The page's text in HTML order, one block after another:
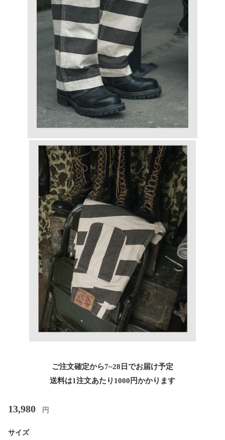
ご注文確定から7~28日でお届け予定
送料は1注文あたり 1000 円かかります
13,980 円
サイズ